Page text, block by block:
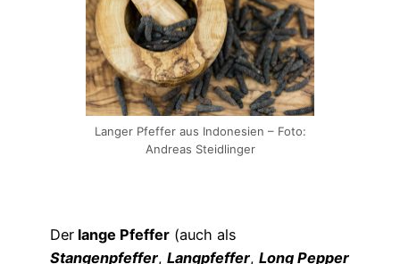
Langer Pfeffer aus Indonesien – Foto:
Andreas Steidlinger
Der lange Pfeffer (auch als
Stangenpfeffer, Langpfeffer, Long Pepper